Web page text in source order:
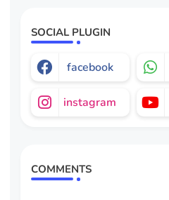
SOCIAL PLUGIN
facebook
instagram
COMMENTS